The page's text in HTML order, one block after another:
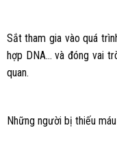
Sắt tham gia vào quá
hợp DNA… và đóng vai
quan.
Những người bị thiếu